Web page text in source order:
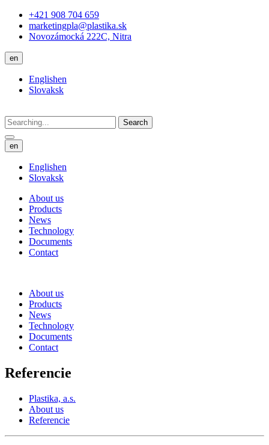
+421 908 704 659
marketingpla@plastika.sk
Novozámocká 222C, Nitra
en
Englishen
Slovaksk
Search
en
Englishen
Slovaksk
About us
Products
News
Technology
Documents
Contact
About us
Products
News
Technology
Documents
Contact
Referencie
Plastika, a.s.
About us
Referencie